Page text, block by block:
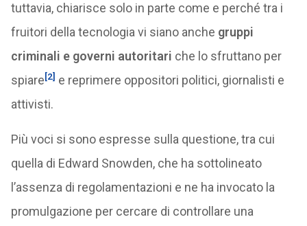
tuttavia, chiarisce solo in parte come e perché tra i
fruitori della tecnologia vi siano anche gruppi
criminali e governi autoritari che lo sfruttano per
spiare[2] e reprimere oppositori politici, giornalisti e
attivisti.
Più voci si sono espresse sulla questione, tra cui
quella di Edward Snowden, che ha sottolineato
l’assenza di regolamentazioni e ne ha invocato la
promulgazione per cercare di controllare una